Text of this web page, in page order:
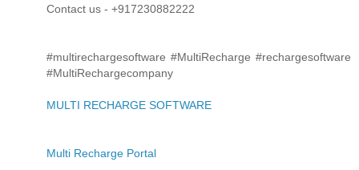
Contact us - +917230882222
#multirechargesoftware #MultiRecharge #rechargesoftware
#MultiRechargecompany
MULTI RECHARGE SOFTWARE
Multi Recharge Portal